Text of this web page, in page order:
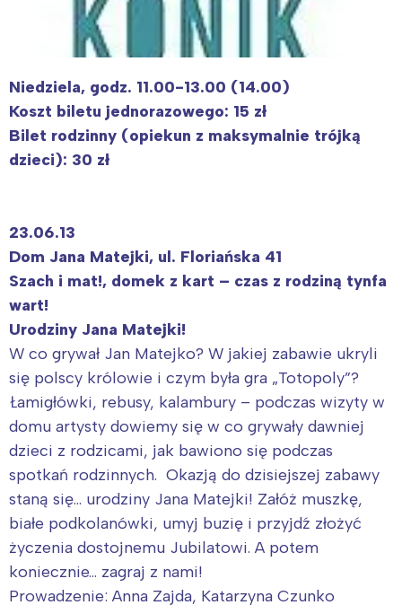
Niedziela, godz. 11.00-13.00 (14.00)
Koszt biletu jednorazowego: 15 zł
Bilet rodzinny (opiekun z maksymalnie trójką
dzieci): 30 zł
23.06.13
Dom Jana Matejki, ul. Floriańska 41
Szach i mat!, domek z kart – czas z rodziną tynfa
wart!
Urodziny Jana Matejki!
W co grywał Jan Matejko? W jakiej zabawie ukryli
się polscy królowie i czym była gra „Totopoly”?
Łamigłówki, rebusy, kalambury – podczas wizyty w
domu artysty dowiemy się w co grywały dawniej
dzieci z rodzicami, jak bawiono się podczas
spotkań rodzinnych. Okazją do dzisiejszej zabawy
staną się… urodziny Jana Matejki! Załóż muszkę,
białe podkolanówki, umyj buzię i przyjdź złożyć
życzenia dostojnemu Jubilatowi. A potem
koniecznie… zagraj z nami!
Prowadzenie: Anna Zajda, Katarzyna Czunko